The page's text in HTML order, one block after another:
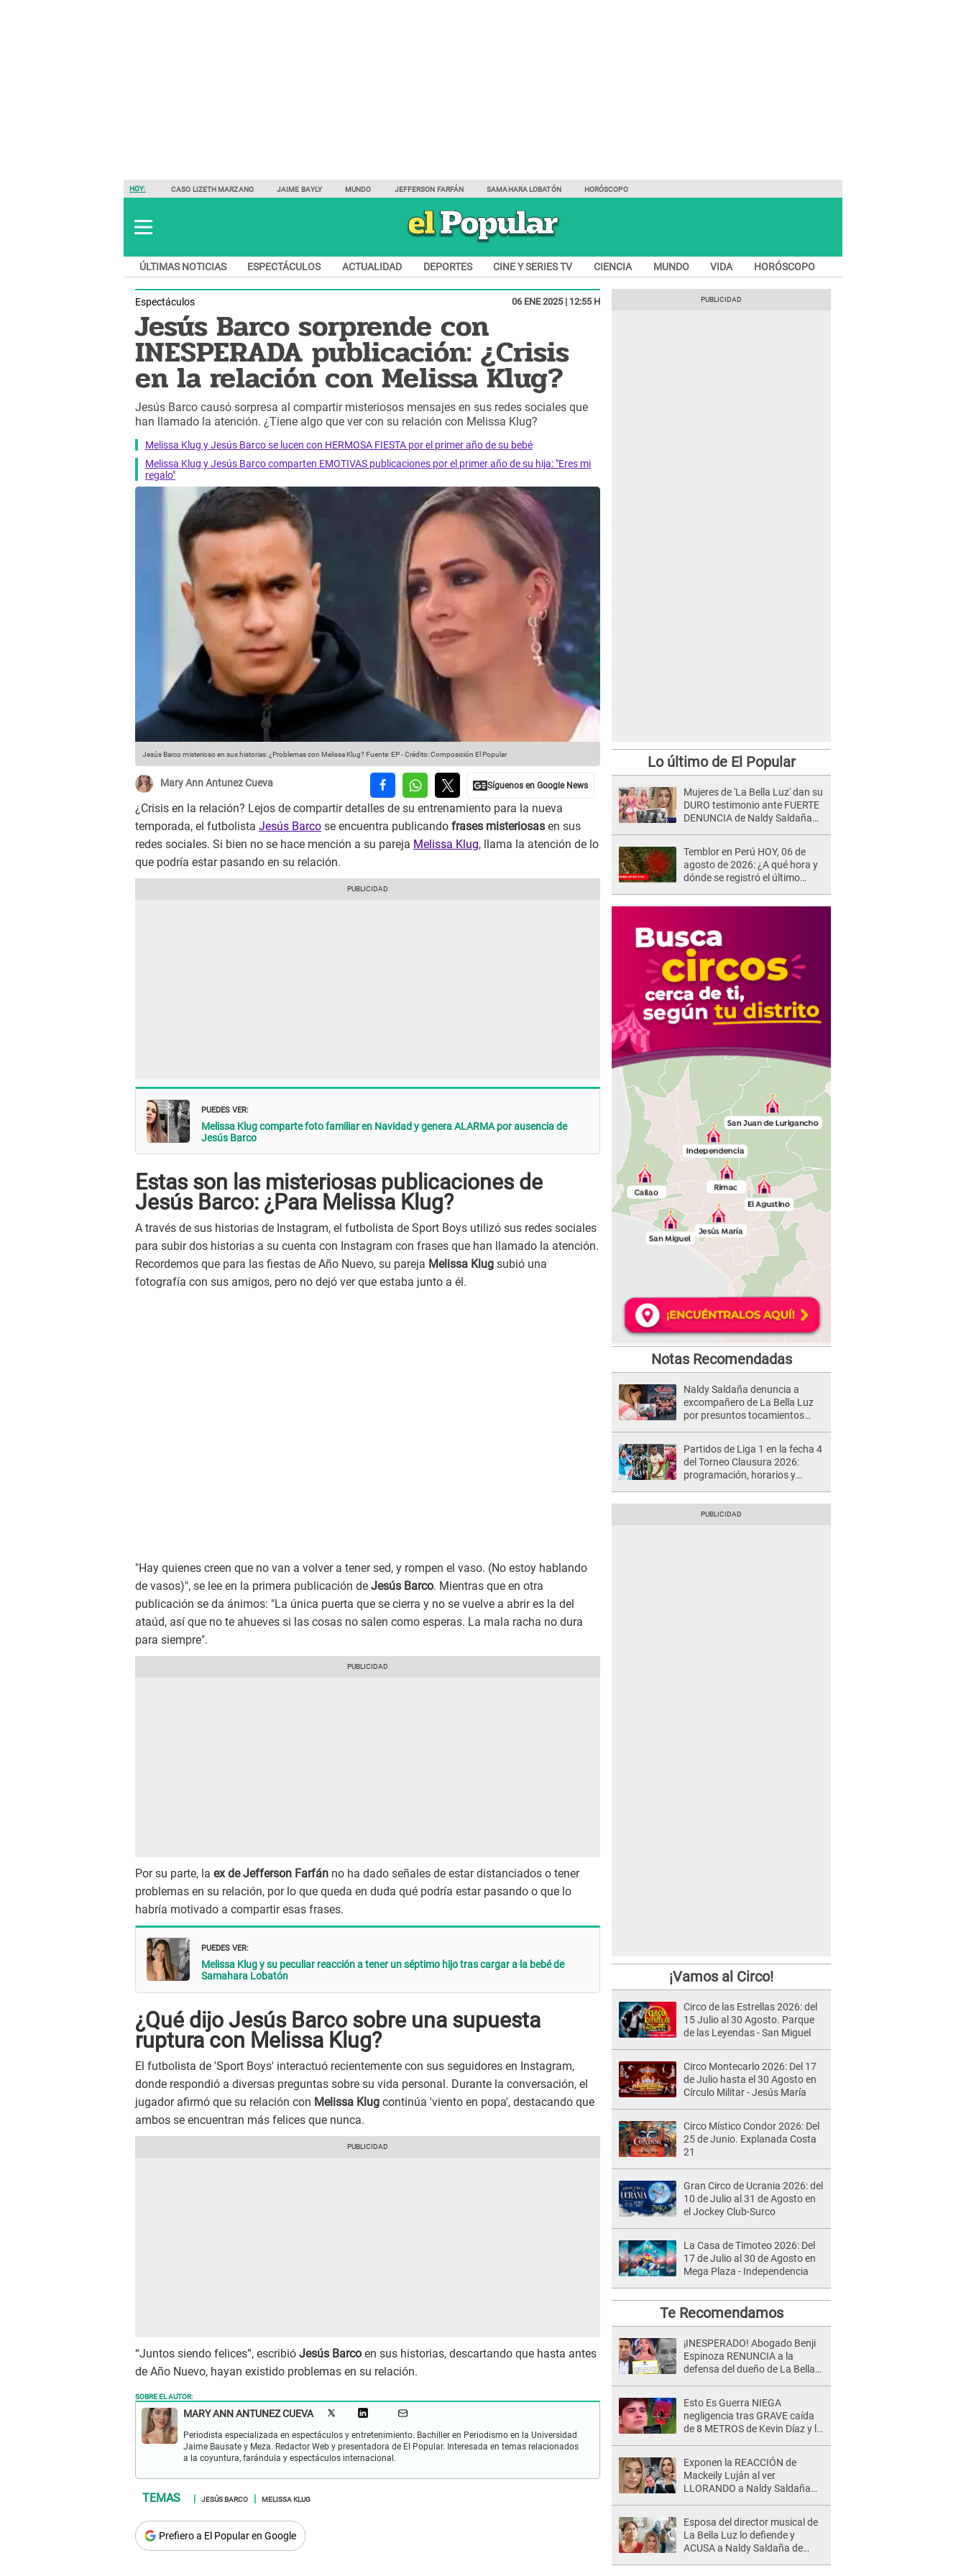
HOY: CASO LIZETH MARZANO JAIME BAYLY MUNDO JEFFERSON FARFÁN SAMAHARA LOBATÓN HORÓSCOPO
ÚLTIMAS NOTICIAS ESPECTÁCULOS ACTUALIDAD DEPORTES CINE Y SERIES TV CIENCIA MUNDO VIDA HORÓSCOPO
Espectáculos 06 ENE 2025 | 12:55 H
Jesús Barco sorprende con
INESPERADA publicación: ¿Crisis
en la relación con Melissa Klug?
Jesús Barco causó sorpresa al compartir misteriosos mensajes en sus redes sociales que
han llamado la atención. ¿Tiene algo que ver con su relación con Melissa Klug?
Melissa Klug y Jesús Barco se lucen con HERMOSA FIESTA por el primer año de su bebé
Melissa Klug y Jesús Barco comparten EMOTIVAS publicaciones por el primer año de su hija: "Eres mi
regalo"
Jesús Barco misterioso en sus historias: ¿Problemas con Melissa Klug? Fuente: EP-Crédito: Composición El Popular
Mary Ann Antunez Cueva
¿Crisis en la relación? Lejos de compartir detalles de su entrenamiento para la nueva
temporada, el futbolista Jesús Barco se encuentra publicando frases misteriosas en sus
redes sociales. Si bien no se hace mención a su pareja Melissa Klug, llama la atención de lo
que podría estar pasando en su relación.
PUEDES VER:
Melissa Klug comparte foto familiar en Navidad y genera ALARMA por ausencia de
Jesús Barco
Estas son las misteriosas publicaciones de
Jesús Barco: ¿Para Melissa Klug?
A través de sus historias de Instagram, el futbolista de Sport Boys utilizó sus redes sociales
para subir dos historias a su cuenta con Instagram con frases que han llamado la atención.
Recordemos que para las fiestas de Año Nuevo, su pareja Melissa Klug subió una
fotografía con sus amigos, pero no dejó ver que estaba junto a él.
"Hay quienes creen que no van a volver a tener sed, y rompen el vaso. (No estoy hablando
de vasos)", se lee en la primera publicación de Jesús Barco. Mientras que en otra
publicación se da ánimos: "La única puerta que se cierra y no se vuelve a abrir es la del
ataúd, así que no te ahueves si las cosas no salen como esperas. La mala racha no dura
para siempre".
Por su parte, la ex de Jefferson Farfán no ha dado señales de estar distanciados o tener
problemas en su relación, por lo que queda en duda qué podría estar pasando o que lo
habría motivado a compartir esas frases.
PUEDES VER:
Melissa Klug y su peculiar reacción a tener un séptimo hijo tras cargar a la bebé de
Samahara Lobatón
¿Qué dijo Jesús Barco sobre una supuesta
ruptura con Melissa Klug?
El futbolista de 'Sport Boys' interactuó recientemente con sus seguidores en Instagram,
donde respondió a diversas preguntas sobre su vida personal. Durante la conversación, el
jugador afirmó que su relación con Melissa Klug continúa 'viento en popa', destacando que
ambos se encuentran más felices que nunca.
“Juntos siendo felices”, escribió Jesús Barco en sus historias, descartando que hasta antes
de Año Nuevo, hayan existido problemas en su relación.
SOBRE EL AUTOR:
MARY ANN ANTUNEZ CUEVA
Periodista especializada en espectáculos y entretenimiento. Bachiller en Periodismo en la Universidad
Jaime Bausate y Meza. Redactor Web y presentadora de El Popular. Interesada en temas relacionados
a la coyuntura, farándula y espectáculos internacional.
JESÚS BARCO MELISSA KLUG
Prefiero a El Popular en Google
Lo último de El Popular
Mujeres de 'La Bella Luz' dan su
DURO testimonio ante FUERTE
DENUNCIA de Naldy Saldaña
Temblor en Perú HOY, 06 de
agosto de 2026: ¿A qué hora y
dónde se registró el último
Notas Recomendadas
Naldy Saldaña denuncia a
excompañero de La Bella Luz
por presuntos tocamientos
Partidos de Liga 1 en la fecha 4
del Torneo Clausura 2026:
programación, horarios y
¡Vamos al Circo!
Circo de las Estrellas 2026: del
15 Julio al 30 Agosto. Parque
de las Leyendas - San Miguel
Circo Montecarlo 2026: Del 17
de Julio hasta el 30 Agosto en
Círculo Militar - Jesús María
Circo Místico Condor 2026: Del
25 de Junio. Explanada Costa
21
Gran Circo de Ucrania 2026: del
10 de Julio al 31 de Agosto en
el Jockey Club-Surco
La Casa de Timoteo 2026: Del
17 de Julio al 30 de Agosto en
Mega Plaza - Independencia
Te Recomendamos
¡INESPERADO! Abogado Benji
Espinoza RENUNCIA a la
defensa del dueño de La Bella
Esto Es Guerra NIEGA
negligencia tras GRAVE caída
de 8 METROS de Kevin Díaz y lo
Exponen la REACCIÓN de
Mackeily Luján al ver
LLORANDO a Naldy Saldaña
Esposa del director musical de
La Bella Luz lo defiende y
ACUSA a Naldy Saldaña de